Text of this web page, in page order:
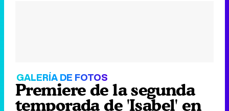
GALERÍA DE FOTOS
Premiere de la segunda
temporada de 'Isabel' en